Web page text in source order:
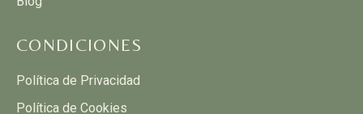
CONDICIONES
Política de Privacidad
Política de Cookies